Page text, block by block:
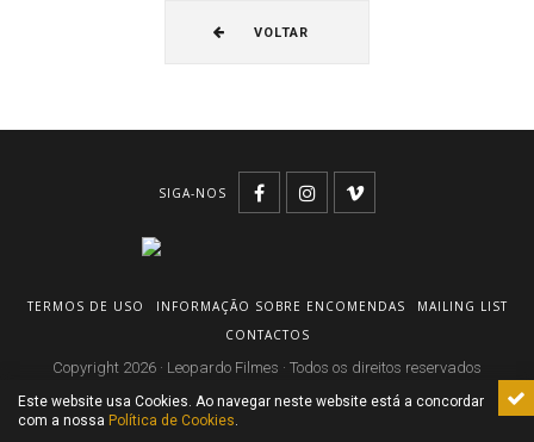
VOLTAR
SIGA-NOS
TERMOS DE USO INFORMAÇÃO SOBRE ENCOMENDAS
MAILING LIST
CONTACTOS
Copyright 2026 · Leopardo Filmes · Todos os direitos reservados
Este website usa Cookies. Ao navegar neste website está a concordar
com a nossa Política de Cookies.